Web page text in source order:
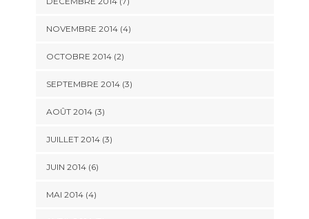
NOVEMBRE 2014(4)
OCTOBRE 2014(2)
SEPTEMBRE 2014(3)
AOÛT 2014(3)
JUILLET 2014(3)
JUIN 2014(6)
MAI 2014(4)